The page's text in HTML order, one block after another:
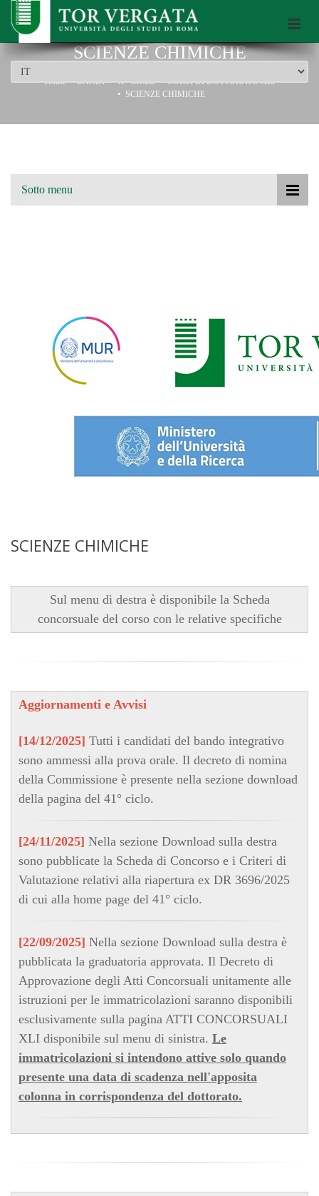
Scuola di Dottorato dell’Università di Roma Tor Vergata
SCIENZE CHIMICHE
Home BANDI 41° CICLO
CORSI DI DOTTORATO XLI
SCIENZE CHIMICHE
Sotto menu
SCIENZE CHIMICHE
Sul menu di destra è disponibile la Scheda
concorsuale del corso con le relative specifiche
Aggiornamenti e Avvisi
[14/12/2025] Tutti i candidati del bando integrativo
sono ammessi alla prova orale. Il decreto di nomina
della Commissione è presente nella sezione download
della pagina del 41° ciclo.
[24/11/2025] Nella sezione Download sulla destra
sono pubblicate la Scheda di Concorso e i Criteri di
Valutazione relativi alla riapertura ex DR 3696/2025
di cui alla home page del 41° ciclo.
[22/09/2025] Nella sezione Download sulla destra è
pubblicata la graduatoria approvata. Il Decreto di
Approvazione degli Atti Concorsuali unitamente alle
istruzioni per le immatricolazioni saranno disponibili
esclusivamente sulla pagina ATTI CONCORSUALI
XLI disponibile sul menu di sinistra. Le
immatricolazioni si intendono attive solo quando
presente una data di scadenza nell'apposita
colonna in corrispondenza del dottorato.